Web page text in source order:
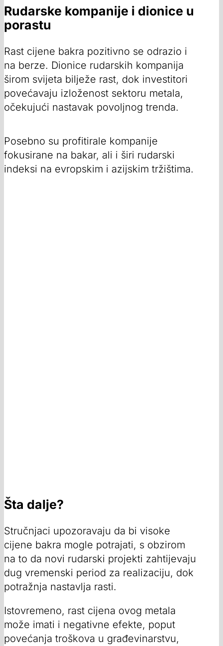
Rudarske kompanije i dionice u
porastu
Rast cijene bakra pozitivno se odrazio i
na berze. Dionice rudarskih kompanija
širom svijeta bilježe rast, dok investitori
povećavaju izloženost sektoru metala,
očekujući nastavak povoljnog trenda.
Posebno su profitirale kompanije
fokusirane na bakar, ali i širi rudarski
indeksi na evropskim i azijskim tržištima.
Šta dalje?
Stručnjaci upozoravaju da bi visoke
cijene bakra mogle potrajati, s obzirom
na to da novi rudarski projekti zahtijevaju
dug vremenski period za realizaciju, dok
potražnja nastavlja rasti.
Istovremeno, rast cijena ovog metala
može imati i negativne efekte, poput
povećanja troškova u građevinarstvu,